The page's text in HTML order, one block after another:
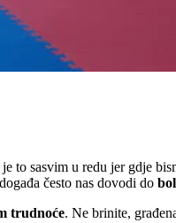
to sasvim u redu jer gdje
često nas dovodi do
trudnoće. Ne brinite,